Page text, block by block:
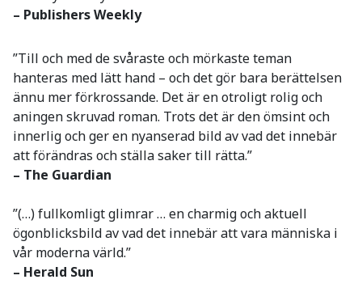
– Publishers Weekly
”Till och med de svåraste och mörkaste teman
hanteras med lätt hand – och det gör bara berättelsen
ännu mer förkrossande. Det är en otroligt rolig och
aningen skruvad roman. Trots det är den ömsint och
innerlig och ger en nyanserad bild av vad det innebär
att förändras och ställa saker till rätta.”
– The Guardian
”(…) fullkomligt glimrar … en charmig och aktuell
ögonblicksbild av vad det innebär att vara människa i
vår moderna värld.”
– Herald Sun